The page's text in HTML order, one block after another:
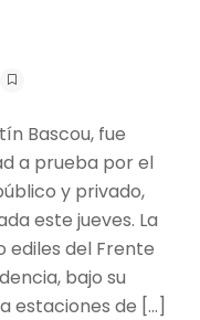
Bascou, fue
a prueba por el
y privado,
este jueves. La
ediles del Frente
bajo su
estaciones de […]